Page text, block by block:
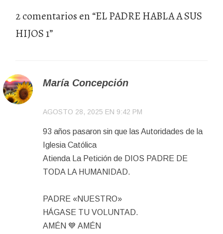
2 comentarios en “EL PADRE HABLA A SUS
HIJOS 1”
María Concepción
AGOSTO 28, 2025 EN 9:42 PM
93 años pasaron sin que las Autoridades de la
Iglesia Católica
Atienda La Petición de DIOS PADRE DE
TODA LA HUMANIDAD.
PADRE «NUESTRO»
HÁGASE TU VOLUNTAD.
AMÉN 💙 AMÉN